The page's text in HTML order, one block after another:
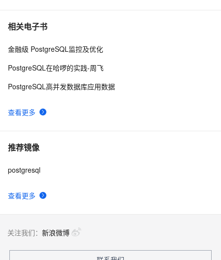
相关电子书
查看更多
金融级 PostgreSQL监控及优化
PostgreSQL在哈啰的实践-周飞
PostgreSQL高并发数据库应用数据
推荐镜像
查看更多
postgresql
关注我们： 新浪微博